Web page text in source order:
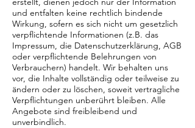
und entfalten keine rechtlich bindende
Wirkung, sofern es sich nicht um gesetzlich
verpflichtende Informationen (z.B. das
Impressum, die Datenschutzerklärung, AGB
oder verpflichtende Belehrungen von
Verbrauchern) handelt. Wir behalten uns
vor, die Inhalte vollständig oder teilweise zu
ändern oder zu löschen, soweit vertragliche
Verpflichtungen unberührt bleiben. Alle
Angebote sind freibleibend und
unverbindlich.